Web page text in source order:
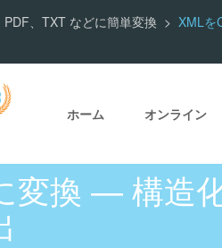
、TXT などに簡単変換 XMLを
ホーム オンライン
変換 — 構造